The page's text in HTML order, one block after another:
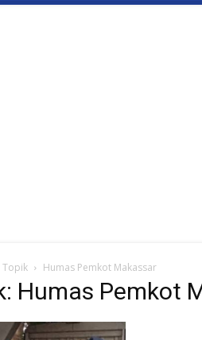
Topik Humas Pemkot Makassar
Humas Pemkot